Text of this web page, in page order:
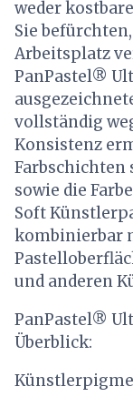
weder
Sie
Arbeitsplatz
PanPastel®
vollständig
Konsistenz
Farbschichten
sowie die
Soft
kombinierbar
und anderen
PanPastel®
Überblick: